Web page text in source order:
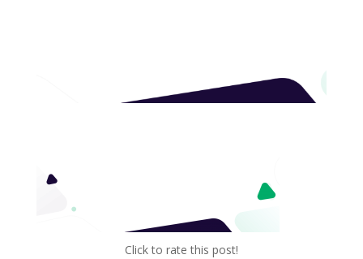
Click to rate this post!